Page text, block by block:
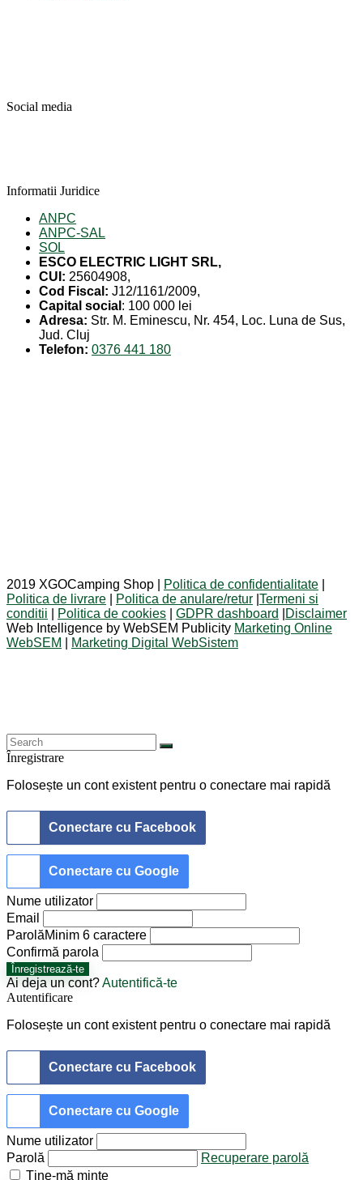
Social media
Informatii Juridice
ANPC
ANPC-SAL
SOL
ESCO ELECTRIC LIGHT SRL,
CUI: 25604908,
Cod Fiscal: J12/1161/2009,
Capital social : 100 000 lei
Adresa: Str. M. Eminescu, Nr. 454, Loc. Luna de Sus,
Jud. Cluj
Telefon: 0376 441 180
2019 XGOCamping Shop | Politica de confidentialitate
Politica de livrare
Politica de anulare/retur Termeni si
conditii
Politica de cookies GDPR dashboard
Disclaimer
Web Intelligence by WebSEM Publicity Marketing Online
WebSEM
Marketing Digital WebSistem
Înregistrare
Folosește un cont existent pentru o conectare mai rapidă
Conectare cu Facebook
Conectare cu Google
Nume utilizator
Email
ParolăMinim 6 caractere
Confirmă parola
Înregistrează-te
Ai deja un cont?Autentifică-te
Autentificare
Folosește un cont existent pentru o conectare mai rapidă
Conectare cu Facebook
Conectare cu Google
Nume utilizator
Parolă
Recuperare parolă
Ține-mă minte